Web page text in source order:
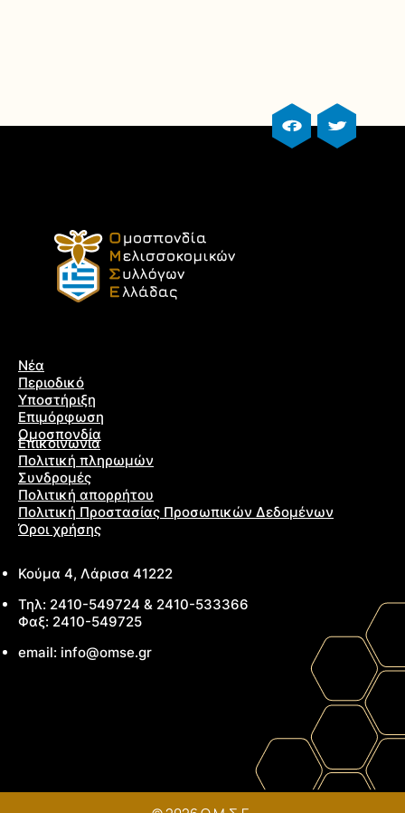
facebook profile
twitter
Νέα
Περιοδικό
Υποστήριξη
Επιμόρφωση
Ομοσπονδία
Επικοινωνία
Πολιτική πληρωμών
Συνδρομές
Πολιτική απορρήτου
Πολιτική Προστασίας Προσωπικών Δεδομένων
Όροι χρήσης
Κούμα 4, Λάρισα 41222
Τηλ: 2410-549724 & 2410-533366
Φαξ: 2410-549725
email: info@omse.gr